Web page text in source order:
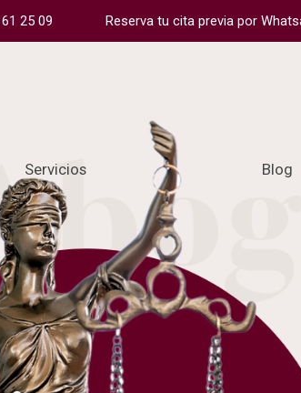
25 09 Reserva tu cita previa por
Servicios Blog